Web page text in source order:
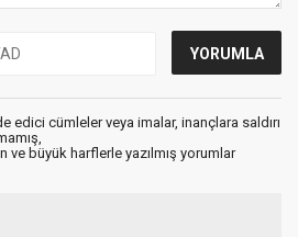
edici cümleler veya imalar, inançlara saldırı
ve büyük harflerle yazılmış yorumlar